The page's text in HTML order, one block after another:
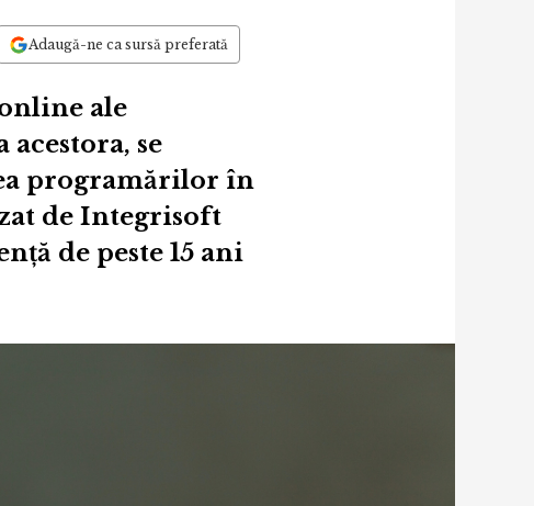
Adaugă-ne ca sursă preferată
ale
se
programărilor în
de Integrisoft
de peste 15 ani